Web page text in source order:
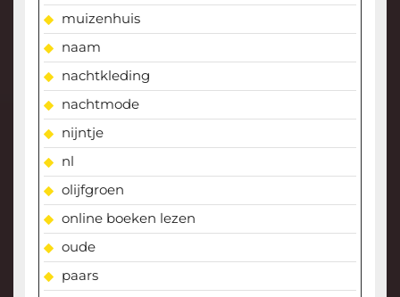
muizenhuis
naam
nachtkleding
nachtmode
nijntje
nl
olijfgroen
online boeken lezen
oude
paars